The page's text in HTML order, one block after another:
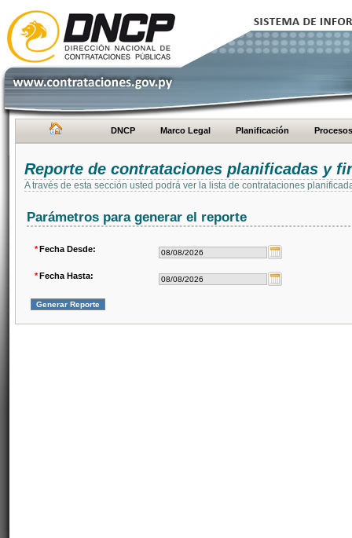
DNCP Marco Legal Planificación Procesos
Reporte de contrataciones planificadas y
A través de esta sección usted podrá ver la lista de contrataciones
Parámetros para generar el reporte
*Fecha Desde:
*Fecha Hasta: